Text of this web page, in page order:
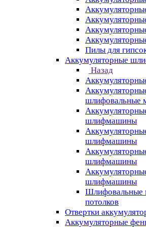
Пилы для
Аккумуляторные
Назад
шлифовальные
шлифмашины
шлифмашины
шлифмашины
шлифмашины
Шлифовальные
потолков
Отвертки
Аккумуляторные